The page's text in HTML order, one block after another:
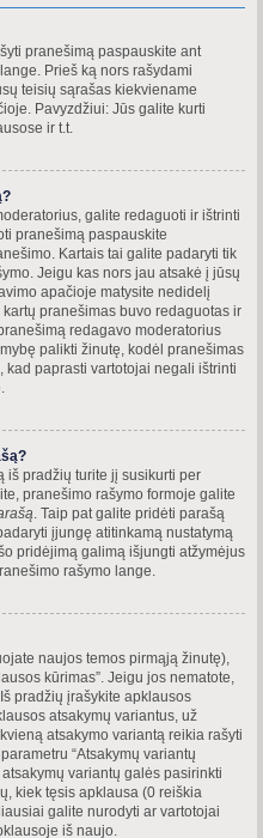
pranešimą paspauskite ant
Prieš ką nors rašydami
teisių sąrašas kiekviename
Pavyzdžiui: Jūs galite kurti
ir t.t.
galite redaguoti ir ištrinti
pranešimą paspauskite
Kartais tai galite padaryti tik
Jeigu kas nors jau atsakė į jūsų
apačioje matysite nedidelį
pranešimas buvo redaguotas ir
redagavo moderatorius
palikti žinutę, kodėl pranešimas
kad paprasti vartotojai negali ištrinti
iš pradžių turite jį susikurti per
pranešimo rašymo formoje galite
. Taip pat galite pridėti parašą
įjungę atitinkamą nustatymą
pridėjimą galimą išjungti atžymėjus
rašymo lange.
naujos temos pirmąją žinutę),
kūrimas”. Jeigu jos nematote,
pradžių įrašykite apklausos
atsakymų variantus, už
atsakymo variantą reikia rašyti
“Atsakymų variantų
variantų galės pasirinkti
kiek tęsis apklausa (0 reiškia
galite nurodyti ar vartotojai
iš naujo.